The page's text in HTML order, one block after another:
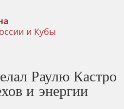
и Кубы
Раулю Кастро
и энергии